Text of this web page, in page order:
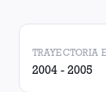
TRAYECTORIA
2004 - 2005